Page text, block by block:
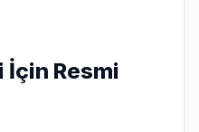
İçin Resmi